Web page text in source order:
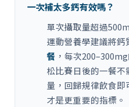
一次補太多鈣有效嗎？
單次攝取量超過
運動營養學建議將鈣
餐 ，每次
松比賽日後的一餐
量，回歸規律飲食即
才是更重要的指標。